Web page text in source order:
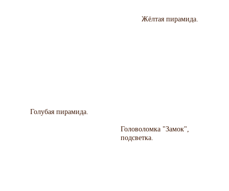
Жёлтая пирамида.
Голубая пирамида.
Головоломка "Замок",
подсветка.